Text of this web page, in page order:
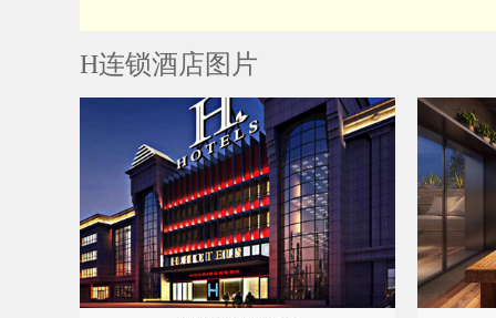
H连锁酒店图片